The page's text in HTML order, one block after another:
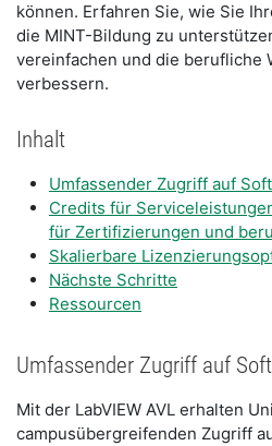
können. Erfahren Sie, wie Sie
die MINT-Bildung zu
vereinfachen und die berufliche
verbessern.
Inhalt
​Umfassender Zugriff auf
​Credits für
für Zertifizierungen und
​Skalierbare
Nächste Schritte
Ressourcen
​Umfassender Zugriff auf
​Mit der LabVIEW AVL erhalten
campusübergreifenden Zugriff